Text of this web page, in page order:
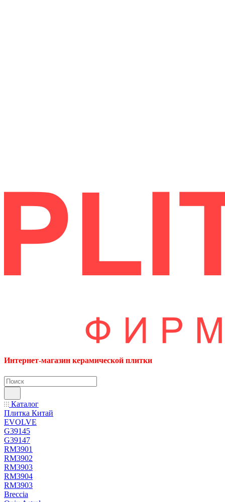
Интернет-магазин керамической плитки
Каталог
Плитка Китай
EVOLVE
G39145
G39147
RM3901
RM3902
RM3903
RM3904
RM3903
Breccia